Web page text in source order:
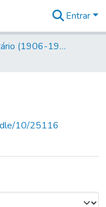
Entrar
Canto Libertário (1906-1995)
10/25116